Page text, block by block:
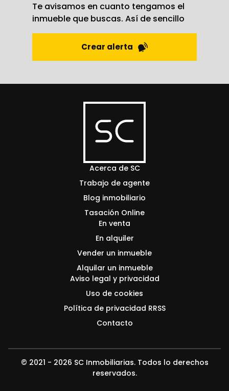
Te avisamos en cuanto tengamos el
inmueble que buscas. Así de sencillo
Crear alerta
Acerca de SC
Trabajo de agente
Blog inmobiliario
Tasación Online
En venta
En alquiler
Vender un inmueble
Alquilar un inmueble
Aviso legal y privacidad
Uso de cookies
Política de privacidad RRSS
Contacto
© 2021 - 2026 SC Inmobiliarias. Todos lo derechos
reservados.